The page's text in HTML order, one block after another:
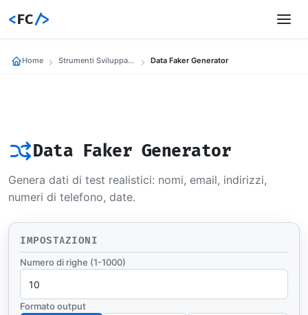
<FC/>
Home Strumenti Sviluppatori Data Faker Generator
Data Faker Generator
Genera dati di test realistici: nomi, email, indirizzi,
numeri di telefono, date.
IMPOSTAZIONI
Numero di righe (1-1000)
Formato output